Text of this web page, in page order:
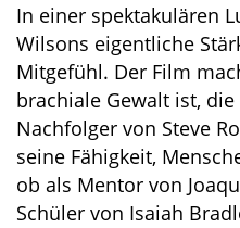
In einer spektakulären
Wilsons eigentliche
Mitgefühl. Der Film
brachiale Gewalt ist,
Nachfolger von Steve
seine Fähigkeit,
ob als Mentor von
Schüler von Isaiah